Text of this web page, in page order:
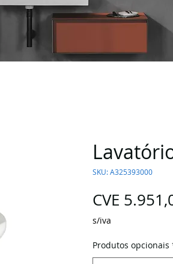
SKU: A325393000
CVE
s/iva
Produtos opcionais